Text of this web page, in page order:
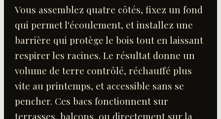
Vous assemblez quatre côtés, fixez un fond
qui permet l'écoulement, et installez une
barrière qui protège le bois tout en laissant
respirer les racines. Le résultat donne un
volume de terre contrôlé, réchauffé plus
vite au printemps, et accessible sans se
pencher. Ces bacs fonctionnent sur
terrasses, balcons, ou directement sur la